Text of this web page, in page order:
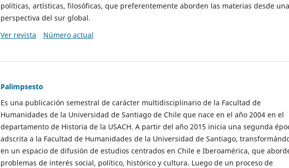
políticas, artísticas, filosóficas, que preferentemente aborden las materias desde una
perspectiva del sur global.
Ver revista
Número actual
Palimpsesto
Es una publicación semestral de carácter multidisciplinario de la Facultad de
Humanidades de la Universidad de Santiago de Chile que nace en el año 2004 en el
departamento de Historia de la USACH. A partir del año 2015 inicia una segunda
adscrita a la Facultad de Humanidades de la Universidad de Santiago,
en un espacio de difusión de estudios centrados en Chile e Iberoamérica, que
problemas de interés social, político, histórico y cultura. Luego de un proceso de